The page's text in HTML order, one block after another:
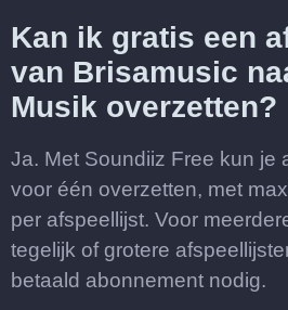
Kan ik gratis een
van Brisamusic
Musik overzetten?
Ja. Met Soundiiz Free kun je
voor één overzetten, met
per afspeellijst. Voor
tegelijk of grotere
betaald abonnement nodig.